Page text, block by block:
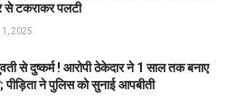
से टकराकर पलटी
1, 2025
से दुष्कर्म ! आरोपी ठेकेदार ने 1 साल तक बनाए
पीड़िता ने पुलिस को सुनाई आपबीती